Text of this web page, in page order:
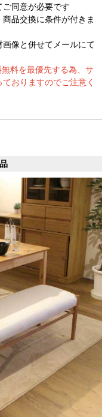
同意が必要です
品交換に条件が付きま
画像と併せてメールにて
料を最優先する為、サ
おりますのでご注意く